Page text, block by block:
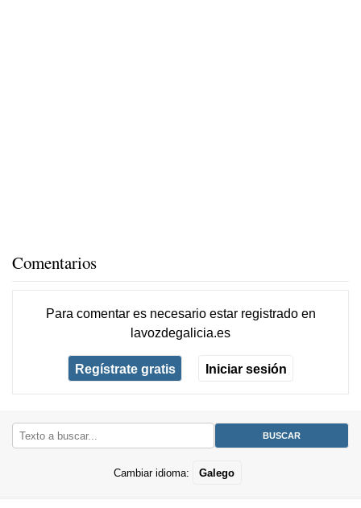
Comentarios
Para comentar es necesario estar registradoen
lavozdegalicia.es
Regístrate gratis Iniciar sesión
Cambiar idioma: Galego